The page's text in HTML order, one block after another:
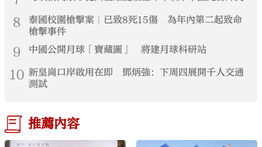
8
泰國校園槍擊案｜已致8死15傷 為年內第二起致命
槍擊事件
9 中國公開月球「寶藏圖」 將建月球科研站
10 新皇崗口岸啟用在即 鄧炳強：下周四展開千人交通
測試
推薦內容